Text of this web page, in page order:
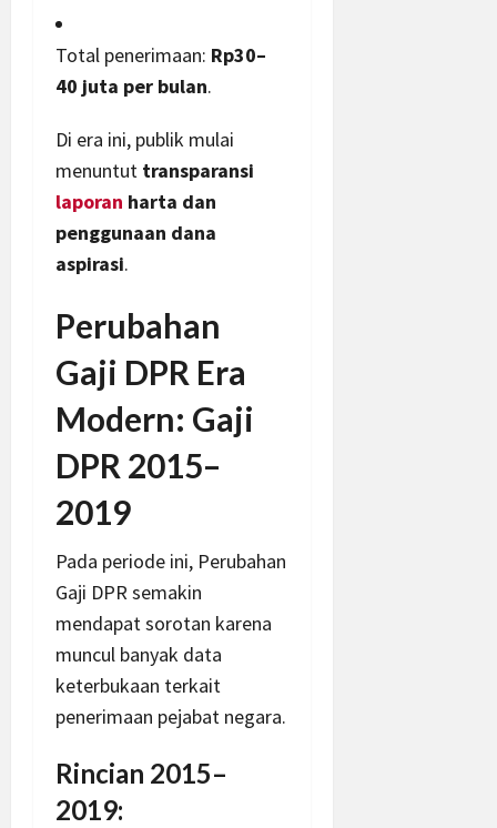
Total penerimaan: Rp30–
40 juta per bulan.
Di era ini, publik mulai
menuntut transparansi
laporan harta dan
penggunaan dana
aspirasi.
Perubahan
Gaji DPR Era
Modern: Gaji
DPR 2015–
2019
Pada periode ini, Perubahan
Gaji DPR semakin
mendapat sorotan karena
muncul banyak data
keterbukaan terkait
penerimaan pejabat negara.
Rincian 2015–
2019: